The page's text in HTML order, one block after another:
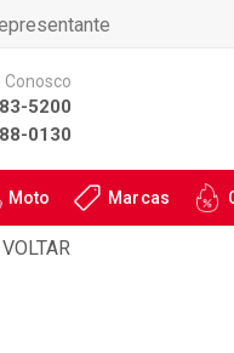
Conosco
5200
0130
Moto Marcas
VOLTAR